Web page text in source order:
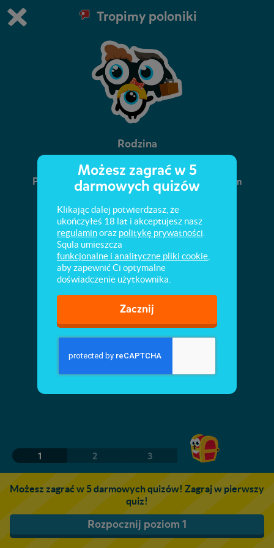
Grasz w wersję demonstracyjną Squli
Kup teraz!
0 1
Tropimy poloniki
Rodzina
Poznaj Pola i Nikę. Zostań tak jak oni tropicielem
poloników!
1 2 3
Możesz zagrać w 5 darmowych quizów! Zagraj w pierwszy
quiz!
Rozpocznij poziom 1
Możesz zagrać w 5
darmowych quizów
Klikając dalej potwierdzasz, że
ukończyłeś 18 lat i akceptujesz nasz
regulaminoraz politykę prywatności
Squla umieszcza
funkcjonalne i analityczne pliki cookie
aby zapewnić Ci optymalne
doświadczenie użytkownika.
Zacznij